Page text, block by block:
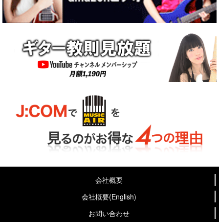
会社概要
会社概要(English)
お問い合わせ